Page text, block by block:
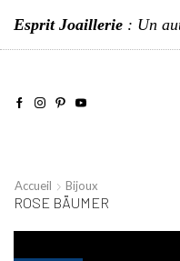
Esprit Joaillerie : Un
Accueil Bijoux
ROSE BÄUMER